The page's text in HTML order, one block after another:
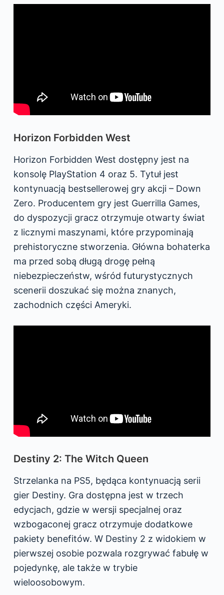
Horizon Forbidden West
Horizon Forbidden West dostępny jest na
konsolę PlayStation 4 oraz 5. Tytuł jest
kontynuacją bestsellerowej gry akcji – Down
Zero. Producentem gry jest Guerrilla Games,
do dyspozycji gracz otrzymuje otwarty świat
z licznymi maszynami, które przypominają
prehistoryczne stworzenia. Główna bohaterka
ma przed sobą długą drogę pełną
niebezpieczeństw, wśród futurystycznych
scenerii doszukać się można znanych,
zachodnich części Ameryki.
Destiny 2: The Witch Queen
Strzelanka na PS5, będąca kontynuacją serii
gier Destiny. Gra dostępna jest w trzech
edycjach, gdzie w wersji specjalnej oraz
wzbogaconej gracz otrzymuje dodatkowe
pakiety benefitów. W Destiny 2 z widokiem w
pierwszej osobie pozwala rozgrywać fabułę w
pojedynkę, ale także w trybie
wieloosobowym.